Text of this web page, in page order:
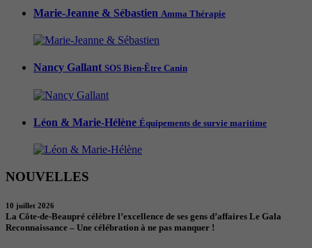
Marie-Jeanne & Sébastien Amma Thérapie
Nancy Gallant SOS Bien-Être Canin
Léon & Marie-Hélène Équipements de survie maritime
NOUVELLES
10 juillet 2026
La Côte-de-Beaupré célèbre l’excellence de ses gens d’affaires Le Gala
Reconnaissance – Une célébration à ne pas manquer !